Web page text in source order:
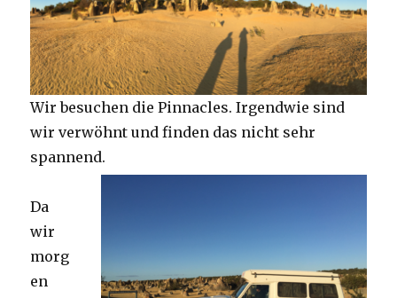
Wir besuchen die Pinnacles. Irgendwie sind
wir verwöhnt und finden das nicht sehr
spannend.
Da
wir
morg
en